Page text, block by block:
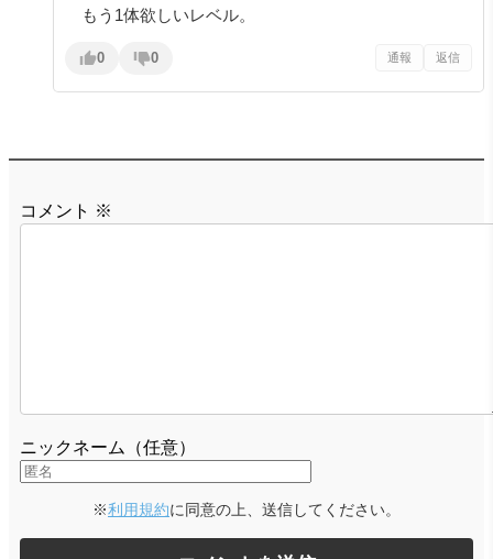
もう1体欲しいレベル。
0 0 通報 返信
コメント ※
ニックネーム（任意）
※利用規約に同意の上、送信してください。